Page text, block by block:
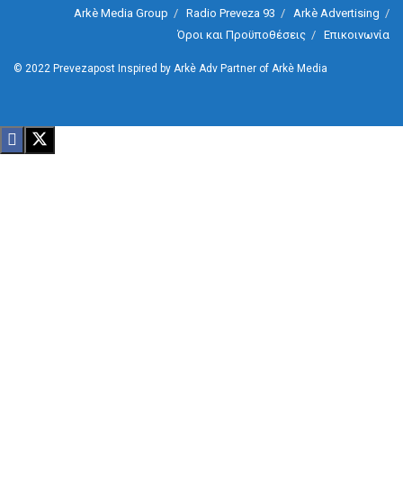
Arkè Media Group Radio Preveza 93
Arkè Advertising
Όροι και Προϋποθέσεις
Επικοινωνία
© 2022 Prevezapost Inspired by Arkè Adv Partner of Arkè Media